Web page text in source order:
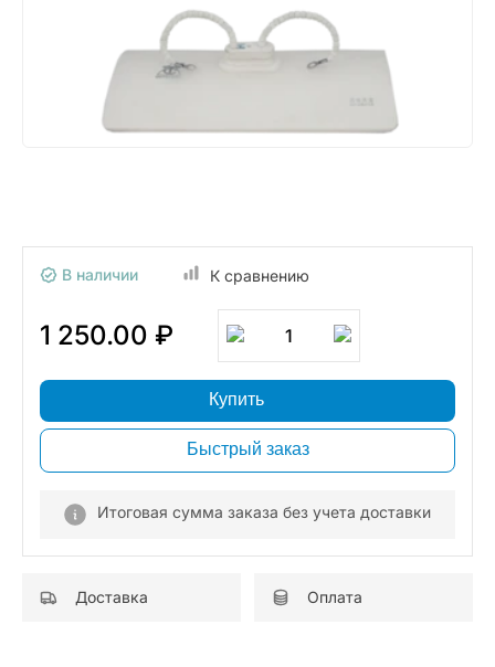
В наличии К сравнению
1 250.00 ₽ 1
Купить
Быстрый заказ
Итоговая сумма заказа без учета доставки
Доставка Оплата